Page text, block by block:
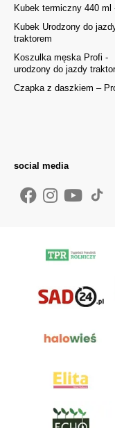
Kubek termiczny 440 ml
Kubek Urodzony do
traktorem
Koszulka męska Profi -
urodzony do jazdy
Czapka z daszkiem –
social media